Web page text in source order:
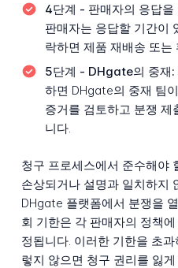
4단계 - 판매자의 응답을
판매자는 응답할 기간이
락하면 제품 재배송 또는
5단계 - DHgate의 중재:
하면 DHgate의 중재 팀
증거를 검토하고 분쟁 제
니다.
청구 프로세스에서 준수해야
손상되거나 설명과 일치하지
DHgate 플랫폼에서 분쟁을
회 기한은 각 판매자의 정책
정됩니다. 이러한 기한을 초
렇지 않으면 청구 권리를 잃